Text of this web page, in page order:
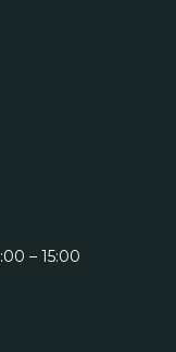
– 15:00